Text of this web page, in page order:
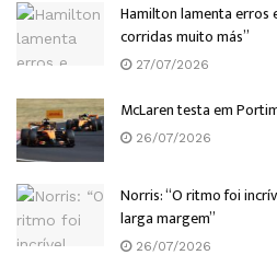
Hamilton lamenta erros
corridas muito más”
27/07/2026
McLaren testa em
26/07/2026
Norris: “O ritmo foi
larga margem”
26/07/2026